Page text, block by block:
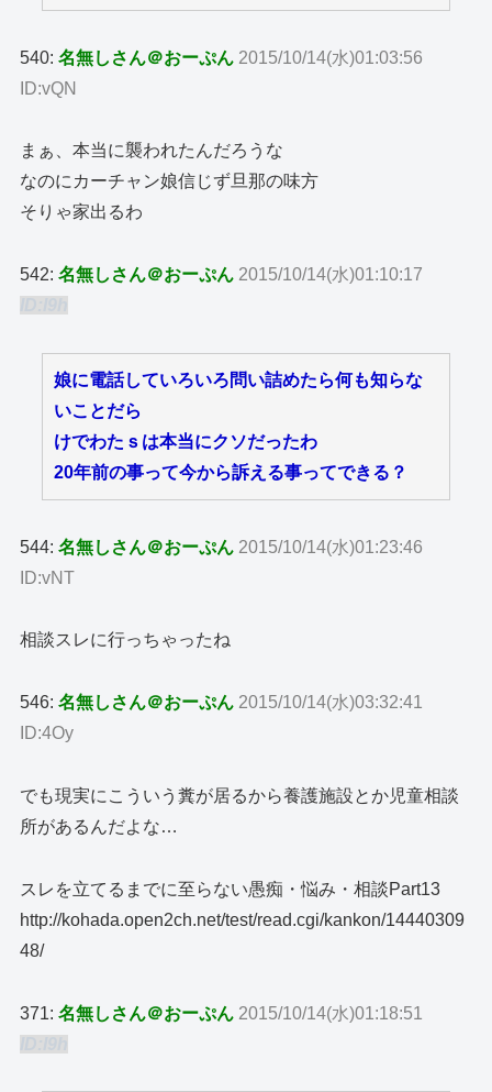
540:名無しさん＠おーぷん 2015/10/14(水)01:03:56
ID:vQN
まぁ、本当に襲われたんだろうな
なのにカーチャン娘信じず旦那の味方
そりゃ家出るわ
542:名無しさん＠おーぷん 2015/10/14(水)01:10:17
娘に電話していろいろ問い詰めたら何も知らな
いことだら
けでわたｓは本当にクソだったわ
20年前の事って今から訴える事ってできる？
544:名無しさん＠おーぷん 2015/10/14(水)01:23:46
ID:vNT
相談スレに行っちゃったね
546:名無しさん＠おーぷん 2015/10/14(水)03:32:41
ID:4Oy
でも現実にこういう糞が居るから養護施設とか児童相談
所があるんだよな…
スレを立てるまでに至らない愚痴・悩み・相談Part13
http://kohada.open2ch.net/test/read.cgi/kankon/14440309
48/
371:名無しさん＠おーぷん 2015/10/14(水)01:18:51